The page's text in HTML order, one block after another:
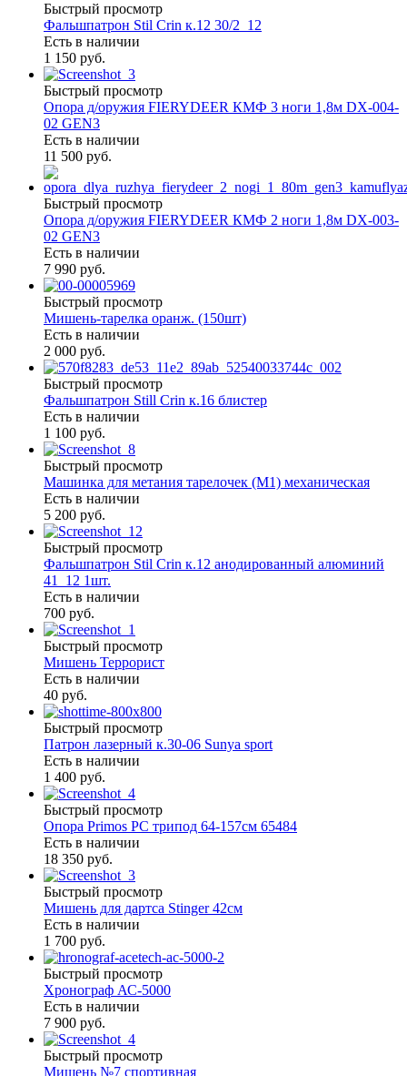
Быстрый просмотр
Фальшпатрон Stil Crin к.12 30/2_12
Есть в наличии
1 150 руб.
Быстрый просмотр
Опора д/оружия FIERYDEER КМФ 3 ноги 1,8м DX-004-
02 GEN3
Есть в наличии
11 500 руб.
Быстрый просмотр
Опора д/оружия FIERYDEER КМФ 2 ноги 1,8м DX-003-
02 GEN3
Есть в наличии
7 990 руб.
Быстрый просмотр
Мишень-тарелка оранж. (150шт)
Есть в наличии
2 000 руб.
Быстрый просмотр
Фальшпатрон Still Crin к.16 блистер
Есть в наличии
1 100 руб.
Быстрый просмотр
Машинка для метания тарелочек (М1) механическая
Есть в наличии
5 200 руб.
Быстрый просмотр
Фальшпатрон Stil Crin к.12 анодированный алюминий
41_12 1шт.
Есть в наличии
700 руб.
Быстрый просмотр
Мишень Террорист
Есть в наличии
40 руб.
Быстрый просмотр
Патрон лазерный к.30-06 Sunya sport
Есть в наличии
1 400 руб.
Быстрый просмотр
Опора Primos PC трипод 64-157см 65484
Есть в наличии
18 350 руб.
Быстрый просмотр
Мишень для дартса Stinger 42см
Есть в наличии
1 700 руб.
Быстрый просмотр
Хронограф АС-5000
Есть в наличии
7 900 руб.
Быстрый просмотр
Мишень №7 спортивная